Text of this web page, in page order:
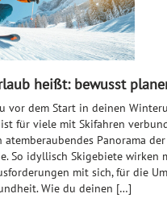
heißt: bewusst
vor dem Start in deinen
für viele mit Skifahren
atemberaubendes Panorama
So idyllisch Skigebiete wirken
mit sich, für die
Wie du deinen […]